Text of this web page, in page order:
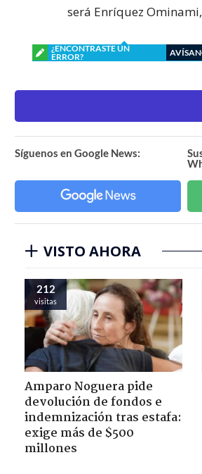
será Enríquez
¿ENCONTRASTE UN
ERROR?
Síguenos en Google News:
VISTO AHORA
212
visitas
Amparo Noguera pide
devolución de fondos e
indemnización tras estafa:
exige más de $500
millones